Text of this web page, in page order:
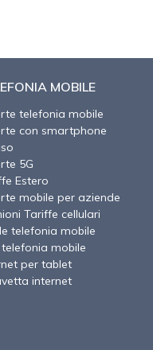
MOBILE
telefonia mobile
con smartphone
5G
Estero
mobile per aziende
Tariffe cellulari
telefonia mobile
mobile
per tablet
internet